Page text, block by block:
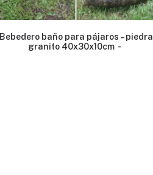
Bebedero baño para pájaros – piedra
granito 40x30x10cm